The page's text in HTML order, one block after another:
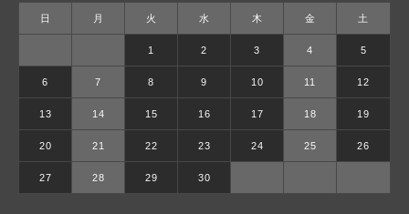
日 月 火 水 木 金 土
1 2 3 4 5
6 7 8 9 10 11 12
13 14 15 16 17 18 19
20 21 22 23 24 25 26
27 28 29 30